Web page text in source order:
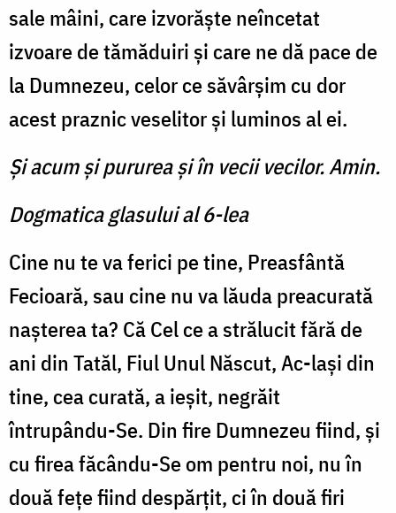
sale mâini, care izvorăște neîncetat
izvoare de tămăduiri și care ne dă pace de
la Dumnezeu, celor ce săvârșim cu dor
acest praznic veselitor și luminos al ei.
Şi acum şi pururea şi în vecii vecilor. Amin.
Dogmatica glasului al 6-lea
Cine nu te va ferici pe tine, Preasfântă
Fecioară, sau cine nu va lăuda preacurată
nașterea ta? Că Cel ce a strălucit fără de
ani din Tatăl, Fiul Unul Născut, Ac-lași din
tine, cea curată, a ieșit, negrăit
întrupându-Se. Din fire Dumnezeu fiind, și
cu firea făcându-Se om pentru noi, nu în
două fețe fiind despărțit, ci în două firi